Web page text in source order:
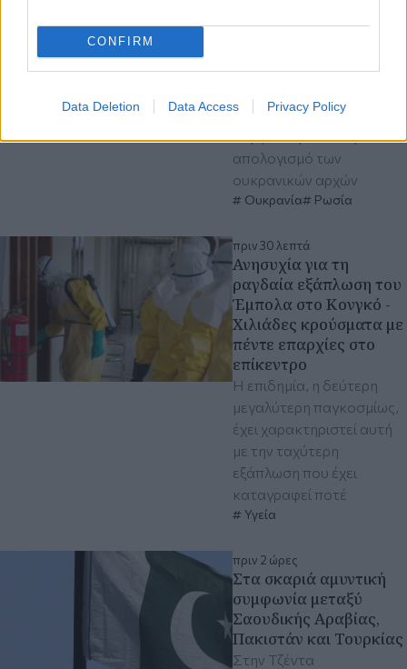
CONFIRM
Data Deletion Data Access Privacy Policy
ρωσική επίθεση
προκάλεσαν και τον
περισσότερων από 100,
απολογισμό των
ουκρανικών αρχών
Ουκρανία Ρωσία
πριν 30 λεπτά
Ανησυχία για τη
ραγδαία εξάπλωση του
Έμπολα στο Κονγκό -
Χιλιάδες κρούσματα με
πέντε επαρχίες στο
επίκεντρο
Η επιδημία, η δεύτερη
μεγαλύτερη παγκοσμίως,
έχει χαρακτηριστεί αυτή
με την ταχύτερη
εξάπλωση που έχει
καταγραφεί ποτέ
Υγεία
πριν 2 ώρες
Στα σκαριά αμυντική
συμφωνία μεταξύ
Σαουδικής Αραβίας,
Πακιστάν και Τουρκίας
Στην Τζέντα